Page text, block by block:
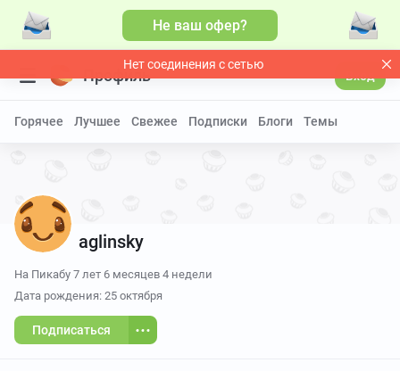
Не ваш офер?
Профиль Вход
Горячее Лучшее Свежее Подписки Блоги Темы
aglinsky
На Пикабу 7 лет 6 месяцев 4 недели
Дата рождения: 25 октября
Подписаться
Нет соединения с сетью